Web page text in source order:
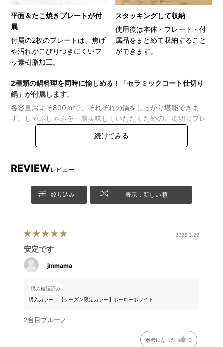
平面＆たこ焼きプレートが付
属
付属の2枚のプレートは、焦げ
や汚れがこびりつきにくいフ
ッ素樹脂加工。
スタッキングして収納
使用後は本体・プレート・付
属品をまとめて収納すること
ができます。
2種類の鍋料理を同時に愉しめる！「セラミックコート仕切り
鍋」が付属します。
各容量およそ800mlで、それぞれの鍋をしっかり堪能できま
す。しゃぶしゃぶを一層美味しくいただくための、湯切りプレ
ートを追加。
ポンポンと水気を落とすだけで、素材やつけダレの味が一層際
しゃぶしゃぶなどを一層美味
しくいただくための、湯切り
いやすくなっています。
REVIEWレビュー
絞り込み 表示：新しい順
2026.3.29
安定です
jmmama
購入確認済み
購入カラー：【シーズン限定カラー】ホーローホワイト
2台目ブルーノ
参考になった 0